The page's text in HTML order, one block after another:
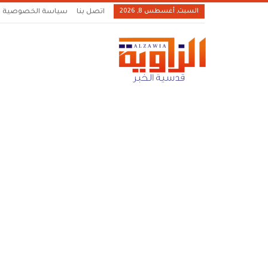
السبت, أغسطس 8, 2026 اتصل بنا سياسة الخصوصية